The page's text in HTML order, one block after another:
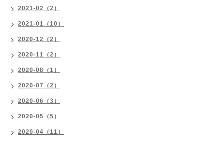
2021-02（2）
2021-01（10）
2020-12（2）
2020-11（2）
2020-08（1）
2020-07（2）
2020-06（3）
2020-05（5）
2020-04（11）